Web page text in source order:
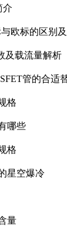
介
欧标的区别
及载流量解析
管的合适
格
哪些
格
星空爆冷
量